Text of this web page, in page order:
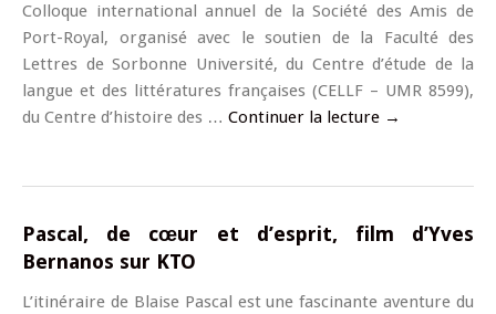
Colloque international annuel de la Société des Amis de
Port-Royal, organisé avec le soutien de la Faculté des
Lettres de Sorbonne Université, du Centre d’étude de la
langue et des littératures françaises (CELLF – UMR 8599),
du Centre d’histoire des … Continuer la lecture →
Pascal, de cœur et d’esprit, film d’Yves
Bernanos sur KTO
L’itinéraire de Blaise Pascal est une fascinante aventure du